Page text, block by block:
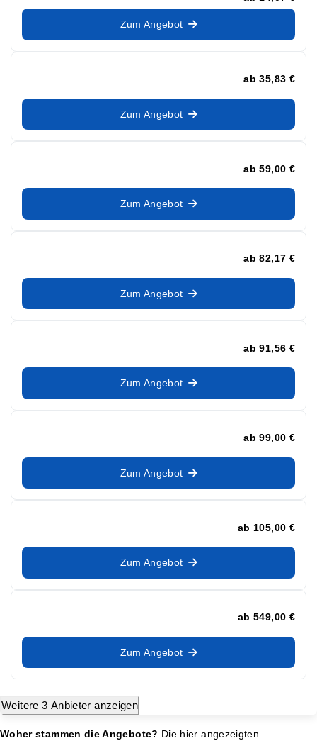
Zum Angebot
ab 35,83 €
Zum Angebot
ab 59,00 €
Zum Angebot
ab 82,17 €
Zum Angebot
ab 91,56 €
Zum Angebot
ab 99,00 €
Zum Angebot
ab 105,00 €
Zum Angebot
ab 549,00 €
Zum Angebot
Weitere 3 Anbieter anzeigen
Woher stammen die Angebote? Die hier angezeigten